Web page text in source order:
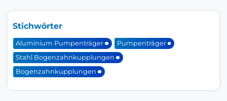
Stichwörter
Aluminium Pumpenträger
Pumpenträger
Stahl Bogenzahnkupplungen
Bogenzahnkupplungen